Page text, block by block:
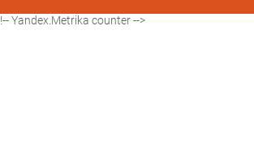
!-- Yandex.Metrika counter -->